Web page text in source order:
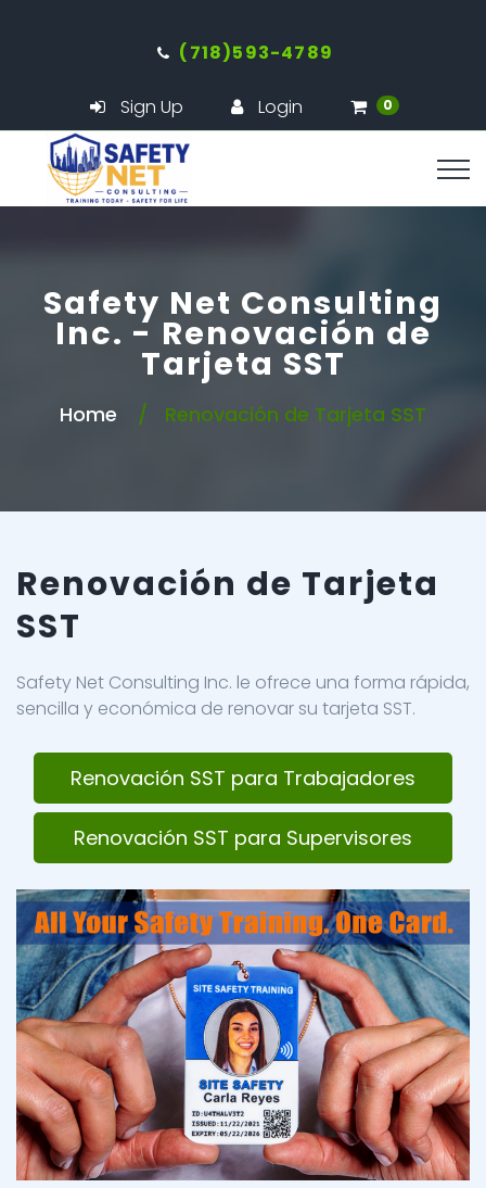
(718)593-4789
Sign Up Login 0
Safety Net Consulting
Inc. - Renovación de
Tarjeta SST
Home Renovación de Tarjeta SST
Renovación de Tarjeta
SST
Safety Net Consulting Inc. le ofrece una forma rápida,
sencilla y económica de renovar su tarjeta SST.
Renovación SST para Trabajadores
Renovación SST para Supervisores